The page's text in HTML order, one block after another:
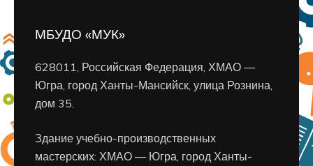
МБУДО «МУК»
628011, Российская Федерация, ХМАО —
Югра, город Ханты-Мансийск, улица Рознина,
дом 35.
Здание учебно-производственных
мастерских: ХМАО — Югра, город Ханты-